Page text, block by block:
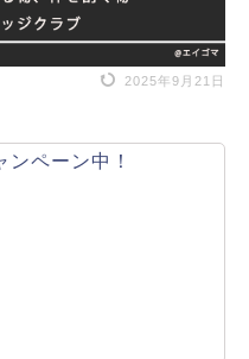
2025年9月21日
ペーン中！